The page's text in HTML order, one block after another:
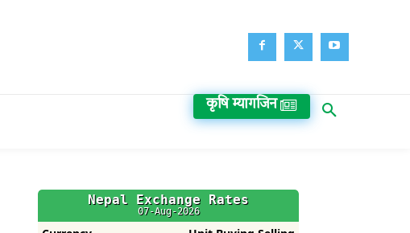
कृषि म्यागजिन